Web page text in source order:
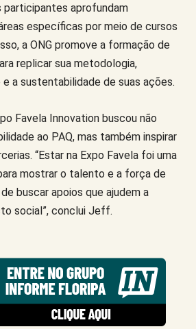
participantes aprofundam
específicas por meio de cursos
a ONG promove a formação de
replicar sua metodologia,
a sustentabilidade de suas ações.
Favela Innovation buscou não
ao PAQ, mas também inspirar
“Estar na Expo Favela foi uma
mostrar o talento e a força de
buscar apoios que ajudem a
social”, conclui Jeff.